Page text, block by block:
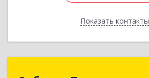
Показать контакты
Назад